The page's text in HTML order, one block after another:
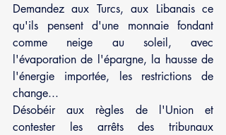
Demandez aux Turcs, aux Libanais ce
qu'ils pensent d'une monnaie fondant
comme neige au soleil, avec
l'évaporation de l'épargne, la hausse de
l'énergie importée, les restrictions de
change...
Désobéir aux règles de l'Union et
contester les arrêts des tribunaux